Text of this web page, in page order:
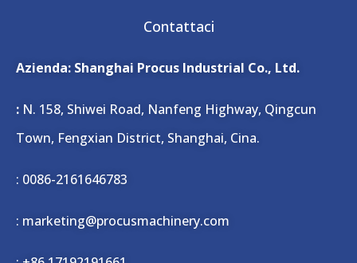
Contattaci
Azienda: Shanghai Procus Industrial Co., Ltd.
: N. 158, Shiwei Road, Nanfeng Highway, Qingcun
Town, Fengxian District, Shanghai, Cina.
: 0086-2161646783
: marketing@procusmachinery.com